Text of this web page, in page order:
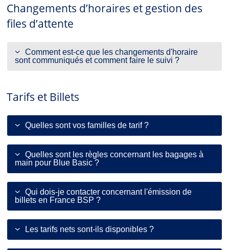
Changements d’horaires et gestion des
files d’attente
Comment est-ce que les changements d'horaire
sont communiqués et comment faire le suivi ?
Tarifs et Billets
Quelles sont vos familles de tarif ?
Quelles sont les règles concernant les bagages à
main pour Blue Basic ?
Qui dois-je contacter concernant l'émission de
billets en France BSP ?
Les tarifs nets sont-ils disponibles ?